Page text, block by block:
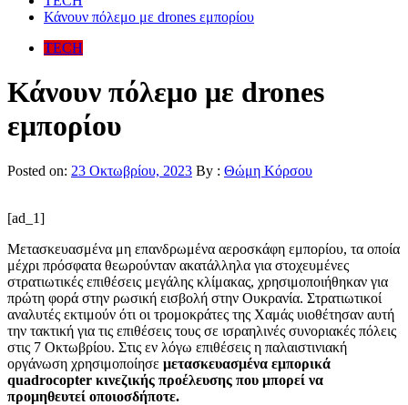
Κάνουν πόλεμο με drones εμπορίου
TECH
Κάνουν πόλεμο με drones
εμπορίου
Posted on: 23 Οκτωβρίου, 2023 By : Θώμη Κόρσου
[ad_1]
Μετασκευασμένα μη επανδρωμένα αεροσκάφη εμπορίου, τα οποία
μέχρι πρόσφατα θεωρούνταν ακατάλληλα για στοχευμένες
στρατιωτικές επιθέσεις μεγάλης κλίμακας, χρησιμοποιήθηκαν για
πρώτη φορά στην ρωσική εισβολή στην Ουκρανία. Στρατιωτικοί
αναλυτές εκτιμούν ότι οι τρομοκράτες της Χαμάς υιοθέτησαν αυτή
την τακτική για τις επιθέσεις τους σε ισραηλινές συνοριακές πόλεις
στις 7 Οκτωβρίου. Στις εν λόγω επιθέσεις η παλαιστινιακή
οργάνωση χρησιμοποίησε μετασκευασμένα εμπορικά
quadrocopter κινεζικής προέλευσης που μπορεί να
προμηθευτεί οποιοσδήποτε.